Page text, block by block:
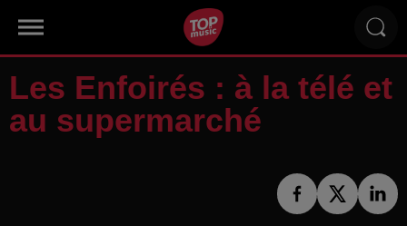
Les Enfoirés : à la télé et
au supermarché